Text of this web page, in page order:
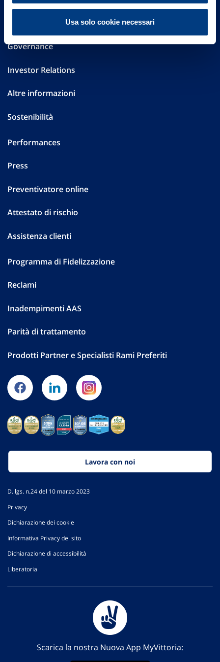
Usa solo cookie necessari
Governance
Investor Relations
Altre informazioni
Sostenibilità
Performances
Press
Preventivatore online
Attestato di rischio
Assistenza clienti
Programma di Fidelizzazione
Reclami
Inadempimenti AAS
Parità di trattamento
Prodotti Partner e Specialisti Rami Preferiti
Lavora con noi
D. lgs. n.24 del 10 marzo 2023
Privacy
Dichiarazione dei cookie
Informativa Privacy del sito
Dichiarazione di accessibilità
Liberatoria
Scarica la nostra Nuova App MyVittoria: